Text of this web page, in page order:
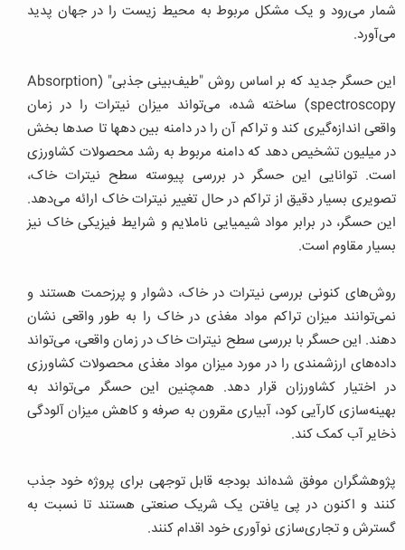
شمار می‌رود و یک مشکل مربوط به محیط زیست را در جهان پدید
می‌آورد.
این حسگر جدید که بر اساس روش "طیف‌بینی جذبی" (Absorption
spectroscopy) ساخته شده، می‌تواند میزان نیترات را در زمان
واقعی اندازه‌گیری کند و تراکم آن را در دامنه بین دهها تا صدها بخش
در میلیون تشخیص دهد که دامنه مربوط به رشد محصولات کشاورزی
است. توانایی این حسگر در بررسی پیوسته سطح نیترات خاک،
تصویری بسیار دقیق از تراکم در حال تغییر نیترات خاک ارائه می‌دهد.
این حسگر، در برابر مواد شیمیایی ناملایم و شرایط فیزیکی خاک نیز
بسیار مقاوم است.
روش‌های کنونی بررسی نیترات در خاک، دشوار و پرزحمت هستند و
نمی‌توانند میزان تراکم مواد مغذی در خاک را به طور واقعی نشان
دهند. این حسگر با بررسی سطح نیترات خاک در زمان واقعی، می‌تواند
داده‌های ارزشمندی را در مورد میزان مواد مغذی محصولات کشاورزی
در اختیار کشاورزان قرار دهد. همچنین این حسگر می‌تواند به
بهینه‌سازی کارآیی کود، آبیاری مقرون به صرفه و کاهش میزان آلودگی
ذخایر آب کمک کند.
پژوهشگران موفق شده‌اند بودجه قابل توجهی برای پروژه خود جذب
کنند و اکنون در پی یافتن یک شریک صنعتی هستند تا نسبت به
گسترش و تجاری‌سازی نوآوری خود اقدام کنند.